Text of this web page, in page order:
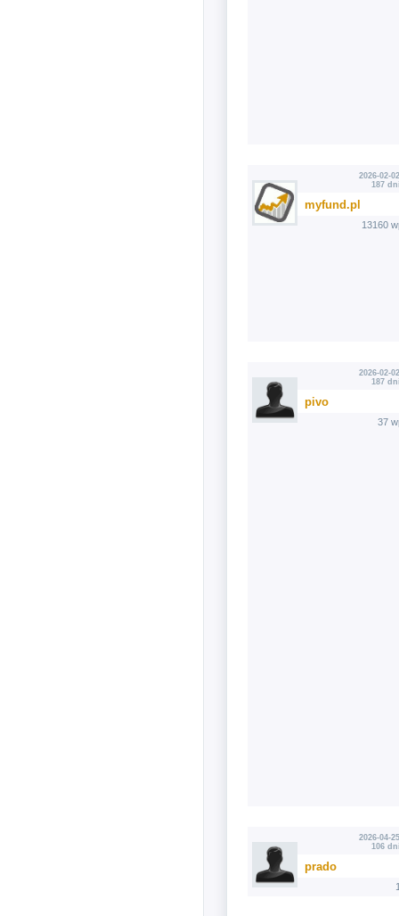
2026-02-
187
myfund.pl
13160
2026-02-
187
pivo
37
2026-04-
106
prado